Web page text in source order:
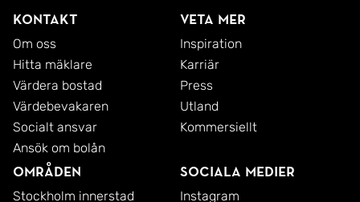
Kontakt
Om oss
Hitta mäklare
Värdera bostad
Värdebevakaren
Socialt ansvar
Ansök om bolån
Veta mer
Inspiration
Karriär
Press
Utland
Kommersiellt
Områden
Stockholm innerstad
Sociala medier
Instagram